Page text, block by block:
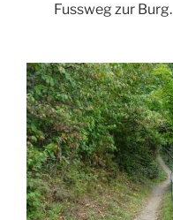
Fussweg zur Burg.